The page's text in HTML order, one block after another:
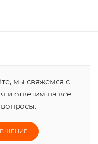
мы свяжемся с
и ответим на все